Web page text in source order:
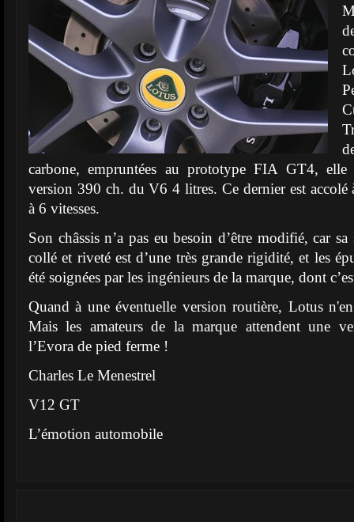
carbone, empruntées au prototype FIA GT4, elle
version 390 ch. du V6 4 litres. Ce dernier est accolé
à 6 vitesses.
Son châssis n’a pas eu besoin d’être modifié, car
collé et riveté est d’une très grande rigidité, et les
été soignées par les ingénieurs de la marque, dont
Quand à une éventuelle version routière, Lotus
Mais les amateurs de la marque attendent une
l’Evora de pied ferme !
Charles Le Menestrel
V12 GT
L’émotion automobile